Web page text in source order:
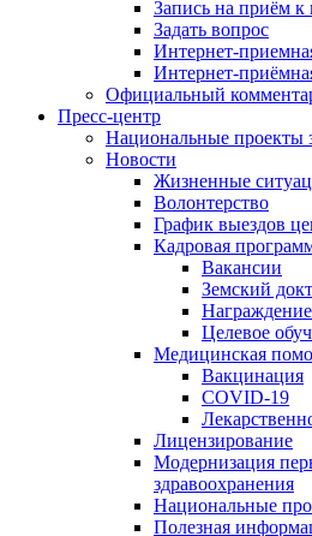
Запись на приём к
Задать вопрос
Интернет-
Интернет-
Официальный
Пресс-центр
Национальные проекты
Новости
Жизненные
Волонтерство
График выездов
Кадровая
Вакансии
Земский
Целевое
Медицинская
Вакцинация
COVID-19
Лицензирование
Модернизация
здравоохранения
Национальные
Полезная